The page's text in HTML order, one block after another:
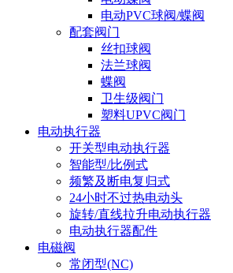
电动PVC球阀/蝶阀
配套阀门
丝扣球阀
法兰球阀
蝶阀
卫生级阀门
塑料UPVC阀门
电动执行器
开关型电动执行器
智能型/比例式
频繁及断电复归式
24小时不过热电动头
旋转/直线拉升电动执行器
电动执行器配件
电磁阀
常闭型(NC)